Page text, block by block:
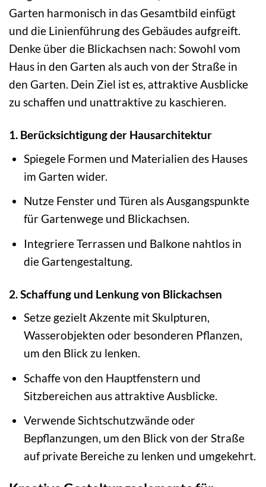
Garten harmonisch in das Gesamtbild einfügt
und die Linienführung des Gebäudes aufgreift.
Denke über die Blickachsen nach: Sowohl vom
Haus in den Garten als auch von der Straße in
den Garten. Dein Ziel ist es, attraktive Ausblicke
zu schaffen und unattraktive zu kaschieren.
1. Berücksichtigung der Hausarchitektur
Spiegele Formen und Materialien des Hauses
im Garten wider.
Nutze Fenster und Türen als Ausgangspunkte
für Gartenwege und Blickachsen.
Integriere Terrassen und Balkone nahtlos in
die Gartengestaltung.
2. Schaffung und Lenkung von Blickachsen
Setze gezielt Akzente mit Skulpturen,
Wasserobjekten oder besonderen Pflanzen,
um den Blick zu lenken.
Schaffe von den Hauptfenstern und
Sitzbereichen aus attraktive Ausblicke.
Verwende Sichtschutzwände oder
Bepflanzungen, um den Blick von der Straße
auf private Bereiche zu lenken und umgekehrt.